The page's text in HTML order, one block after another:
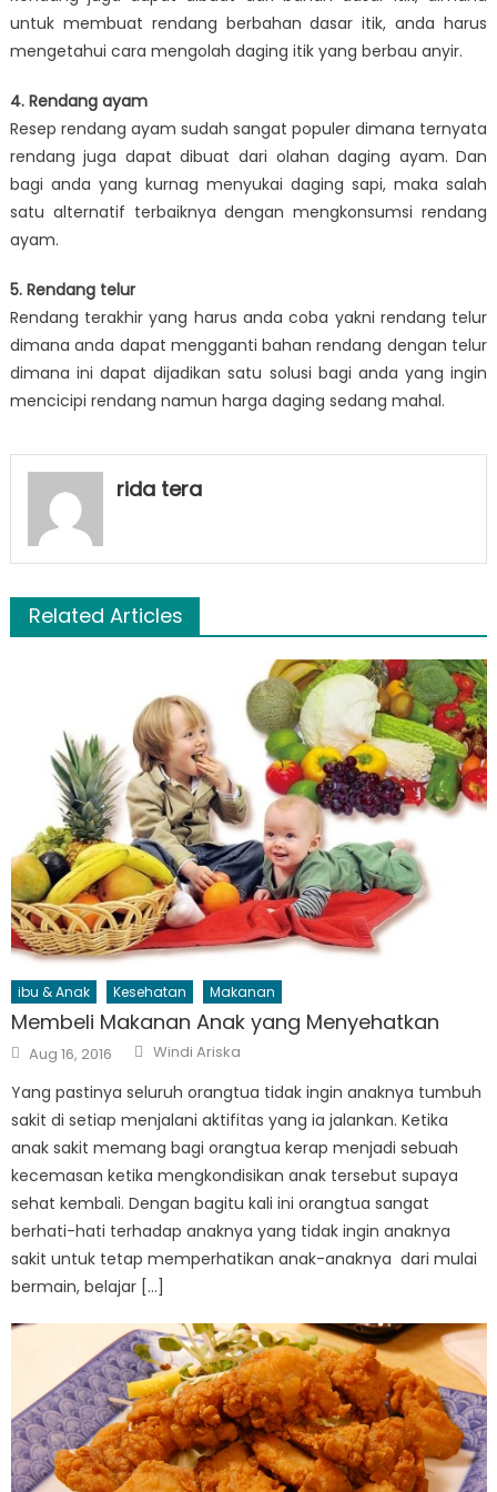
untuk membuat rendang berbahan dasar itik, anda harus
mengetahui cara mengolah daging itik yang berbau anyir.
4. Rendang ayam
Resep rendang ayam sudah sangat populer dimana ternyata
rendang juga dapat dibuat dari olahan daging ayam. Dan
bagi anda yang kurnag menyukai daging sapi, maka salah
satu alternatif terbaiknya dengan mengkonsumsi rendang
ayam.
5. Rendang telur
Rendang terakhir yang harus anda coba yakni rendang telur
dimana anda dapat mengganti bahan rendang dengan telur
dimana ini dapat dijadikan satu solusi bagi anda yang ingin
mencicipi rendang namun harga daging sedang mahal.
rida tera
Related Articles
ibu & Anak Kesehatan Makanan
Membeli Makanan Anak yang Menyehatkan
Posted
on
Aug 16, 2016 Author
Windi Ariska
Yang pastinya seluruh orangtua tidak ingin anaknya tumbuh
sakit di setiap menjalani aktifitas yang ia jalankan. Ketika
anak sakit memang bagi orangtua kerap menjadi sebuah
kecemasan ketika mengkondisikan anak tersebut supaya
sehat kembali. Dengan bagitu kali ini orangtua sangat
berhati-hati terhadap anaknya yang tidak ingin anaknya
sakit untuk tetap memperhatikan anak-anaknya dari mulai
bermain, belajar […]